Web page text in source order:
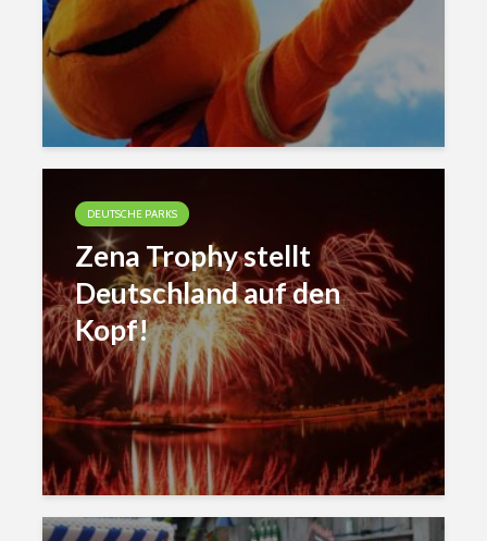
DEUTSCHE PARKS
Zena Trophy stellt
Deutschland auf den
Kopf!